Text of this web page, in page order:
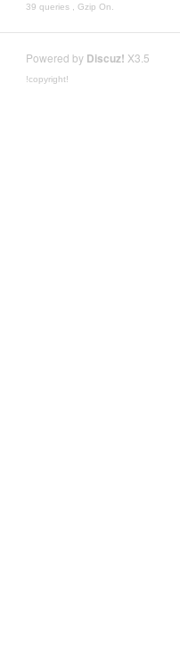
39 queries , Gzip On.
Powered by Discuz! X3.5
!copyright!